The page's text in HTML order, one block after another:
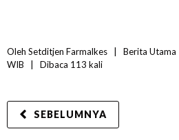
Oleh Setditjen Farmalkes Berita Utama
WIB
Dibaca 113 kali
SEBELUMNYA